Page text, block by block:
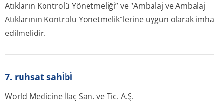
Atıkların Kontrolü Yönetmeliği” ve “Ambalaj ve Ambalaj
Atıklarının Kontrolü Yönetmelik”lerine uygun olarak imha
edilmelidir.
7. ruhsat sahi̇bi̇
World Medicine İlaç San. ve Tic. A.Ş.